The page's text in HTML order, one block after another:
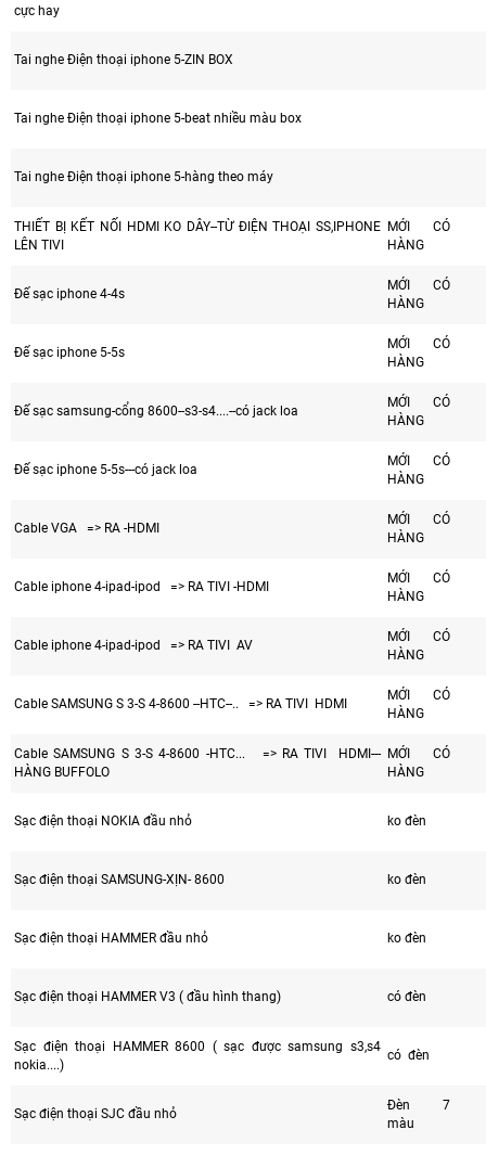
cực hay
Tai nghe Điện thoại iphone 5-ZIN BOX
Tai nghe Điện thoại iphone 5-beat nhiều màu box
Tai nghe Điện thoại iphone 5-hàng theo máy
THIẾT BỊ KẾT NỐI HDMI KO DÂY--TỪ ĐIỆN THOẠI SS,IPHONE
LÊN TIVI
MỚI CÓ
HÀNG
Đế sạc iphone 4-4s
MỚI CÓ
HÀNG
Đế sạc iphone 5-5s
MỚI CÓ
HÀNG
Đế sạc samsung-cổng 8600--s3-s4....--có jack loa
MỚI CÓ
HÀNG
Đế sạc iphone 5-5s---có jack loa
MỚI CÓ
HÀNG
Cable VGA => RA -HDMI
MỚI CÓ
HÀNG
Cable iphone 4-ipad-ipod => RA TIVI -HDMI
MỚI CÓ
HÀNG
Cable iphone 4-ipad-ipod => RA TIVI AV
MỚI CÓ
HÀNG
Cable SAMSUNG S 3-S 4-8600 --HTC--.. => RA TIVI HDMI
MỚI CÓ
HÀNG
Cable SAMSUNG S 3-S 4-8600 -HTC... => RA TIVI HDMI---
HÀNG BUFFOLO
MỚI CÓ
HÀNG
Sạc điện thoại NOKIA đầu nhỏ ko đèn
Sạc điện thoại SAMSUNG-XỊN- 8600 ko đèn
Sạc điện thoại HAMMER đầu nhỏ ko đèn
Sạc điện thoại HAMMER V3 ( đầu hình thang) có đèn
Sạc điện thoại HAMMER 8600 ( sạc được samsung s3,s4
nokia....)
có đèn
Sạc điện thoại SJC đầu nhỏ
Đèn 7
màu